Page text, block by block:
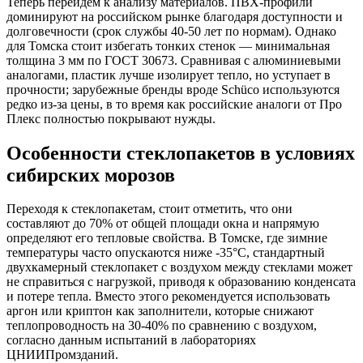
доминируют на российском рынке благодаря доступности и
долговечности (срок службы 40-50 лет по нормам). Однако
для Томска стоит избегать тонких стенок — минимальная
толщина 3 мм по ГОСТ 30673. Сравнивая с алюминиевыми
аналогами, пластик лучше изолирует тепло, но уступает в
прочности; зарубежные бренды вроде Schüco используются
редко из-за цены, в то время как российские аналоги от Про
Плекс полностью покрывают нужды.
Особенности стеклопакетов в условиях
сибирских морозов
Переходя к стеклопакетам, стоит отметить, что они
составляют до 70% от общей площади окна и напрямую
определяют его тепловые свойства. В Томске, где зимние
температуры часто опускаются ниже -35°C, стандартный
двухкамерный стеклопакет с воздухом между стеклами может
не справиться с нагрузкой, приводя к образованию конденсата
и потере тепла. Вместо этого рекомендуется использовать
аргон или криптон как заполнители, которые снижают
теплопроводность на 30-40% по сравнению с воздухом,
согласно данным испытаний в лабораториях
ЦНИИПромзданий.